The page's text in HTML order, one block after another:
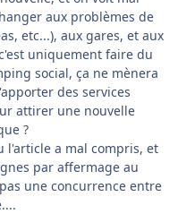
aux problèmes de
etc...), aux gares, et aux
uniquement faire du
social, ça ne mènera
des services
attirer une nouvelle
?
l'article a mal compris, et
par affermage au
une concurrence entre